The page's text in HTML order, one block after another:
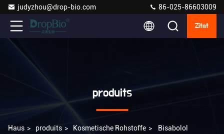
judyzhou@drop-bio.com 86-025-86603009
Zitat
produits
Haus > produits > Kosmetische Rohstoffe > Bisabolol